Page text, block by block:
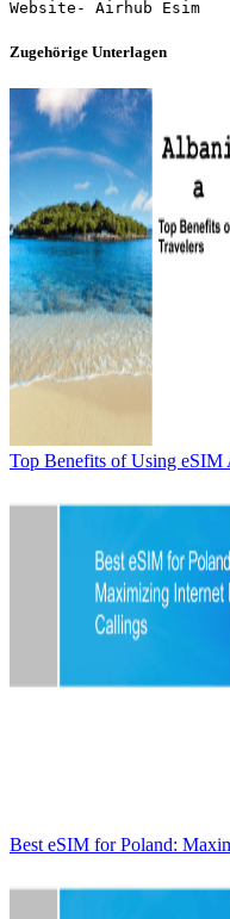
Zugehörige Unterlagen
Top Benefits of Using eSIM
Best eSIM for Poland: